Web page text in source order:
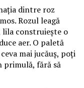
dintre roz
Rozul leagă
lila construiește o
aer. O paletă
mai jucăuș, poți
primulă, fără să